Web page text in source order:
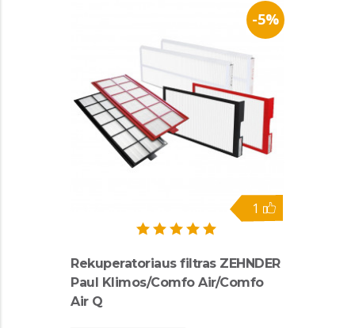
-5%
1
Rekuperatoriaus filtras ZEHNDER
Paul Klimos/Comfo Air/Comfo
Air Q